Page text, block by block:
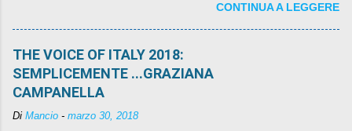
per un numero esorbitante di mesi, non ci sarà
più. C'era una volta Piazza XX Settembre ,
CONTINUA A LEGGERE
THE VOICE OF ITALY 2018:
SEMPLICEMENTE ...GRAZIANA
CAMPANELLA
Di Mancio - marzo 30, 2018